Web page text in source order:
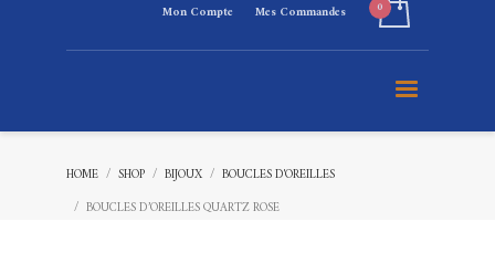
Mon Compte Mes Commandes
HOME SHOP BIJOUX
BOUCLES D'OREILLES
BOUCLES D’OREILLES QUARTZ ROSE